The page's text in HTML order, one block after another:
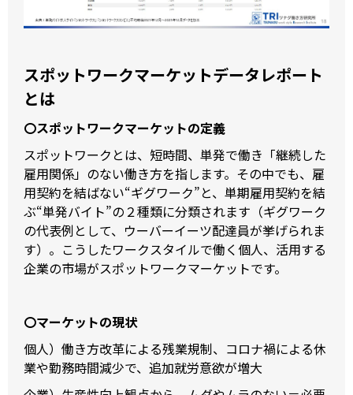
スポットワークマーケットデータレポート
とは
〇スポットワークマーケットの定義
スポットワークとは、短時間、単発で働き「継続した
雇用関係」のない働き方を指します。その中でも、雇
用契約を結ばない“ギグワーク”と、単期雇用契約を結
ぶ“単発バイト”の２種類に分類されます（ギグワーク
の代表例として、ウーバーイーツ配達員が挙げられま
す）。こうしたワークスタイルで働く個人、活用する
企業の市場がスポットワークマーケットです。
〇マーケットの現状
個人）働き方改革による残業規制、コロナ禍による休
業や勤務時間減少で、追加就労意欲が増大